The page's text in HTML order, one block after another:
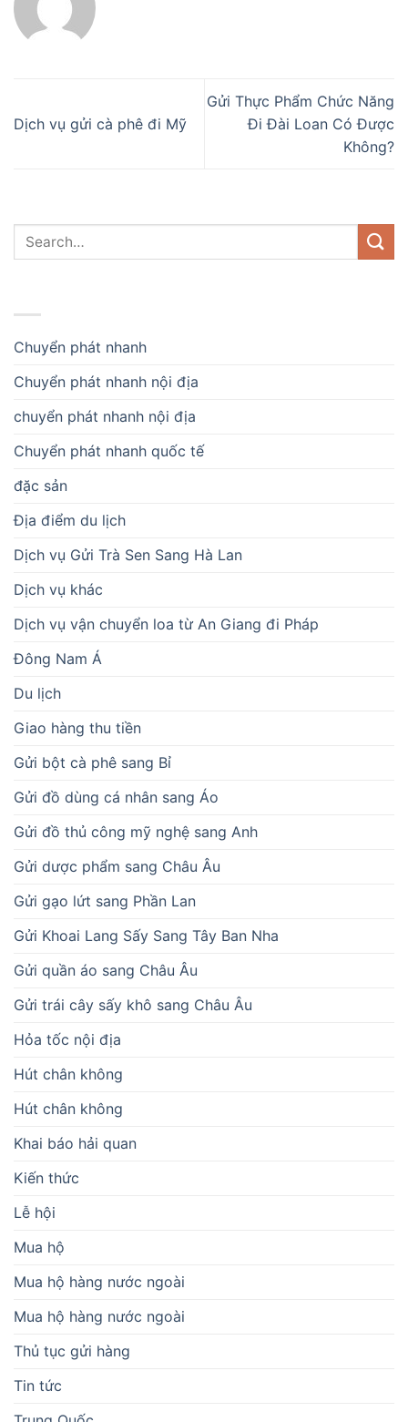
Dịch vụ gửi cà phê đi Mỹ
Gửi Thực Phẩm Chức Năng
Đi Đài Loan Có Được
Không?
Chuyển phát nhanh
Chuyển phát nhanh nội địa
chuyển phát nhanh nội địa
Chuyển phát nhanh quốc tế
đặc sản
Địa điểm du lịch
Dịch vụ Gửi Trà Sen Sang Hà Lan
Dịch vụ khác
Dịch vụ vận chuyển loa từ An Giang đi Pháp
Đông Nam Á
Du lịch
Giao hàng thu tiền
Gửi bột cà phê sang Bỉ
Gửi đồ dùng cá nhân sang Áo
Gửi đồ thủ công mỹ nghệ sang Anh
Gửi dược phẩm sang Châu Âu
Gửi gạo lứt sang Phần Lan
Gửi Khoai Lang Sấy Sang Tây Ban Nha
Gửi quần áo sang Châu Âu
Gửi trái cây sấy khô sang Châu Âu
Hỏa tốc nội địa
Hút chân không
Hút chân không
Khai báo hải quan
Kiến thức
Lễ hội
Mua hộ
Mua hộ hàng nước ngoài
Mua hộ hàng nước ngoài
Thủ tục gửi hàng
Tin tức